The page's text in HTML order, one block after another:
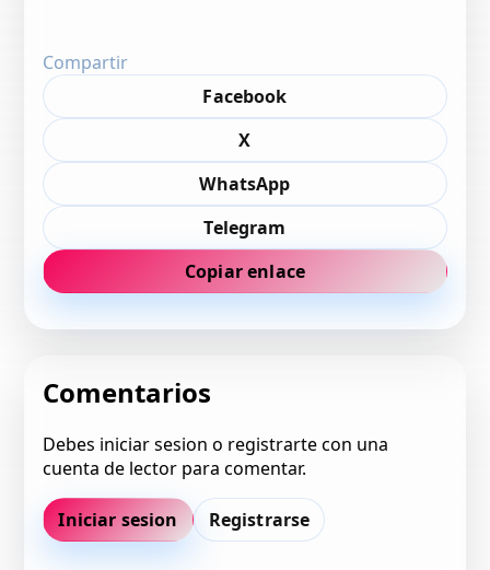
Compartir
Facebook
X
WhatsApp
Telegram
Copiar enlace
Comentarios
Debes iniciar sesion o registrarte con una
cuenta de lector para comentar.
Iniciar sesion Registrarse